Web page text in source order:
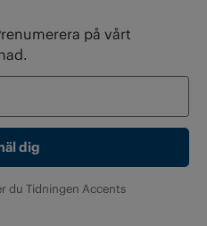
på vårt
du Tidningen Accents